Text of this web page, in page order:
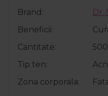
Brand
Dr.
Beneficii
Cantitate
Tip ten
Zona corporala